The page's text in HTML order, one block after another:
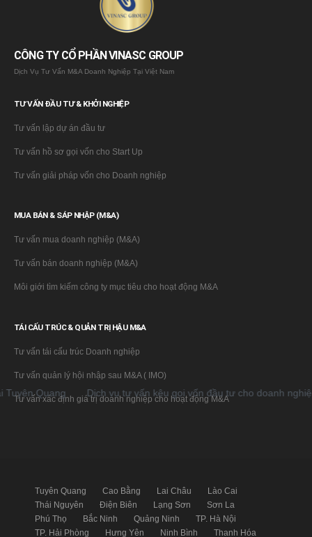
CÔNG TY CỔ PHẦN VINASC GROUP
Dịch Vụ Tư Vấn M&A Doanh Nghiệp Tại Việt Nam
TƯ VẤN ĐẦU TƯ & KHỞI NGHIỆP
Tư vấn lập dự án đầu tư
Tư vấn hồ sơ gọi vốn cho Start Up
Tư vấn giải pháp vốn cho Doanh nghiệp
MUA BÁN & SÁP NHẬP (M&A)
Tư vấn mua doanh nghiệp (M&A)
Tư vấn bán doanh nghiệp (M&A)
Môi giới tìm kiếm công ty mục tiêu cho hoạt động M&A
TÁI CẤU TRÚC & QUẢN TRỊ HẬU M&A
Tư vấn tái cấu trúc Doanh nghiệp
Tư vấn quản lý hội nhập sau M&A ( IMO)
Tư vấn xác định giá trị doanh nghiệp cho hoạt động M&A
Dịch vụ tư vấn kêu gọi vốn đầu tư cho doanh nghiệp tại
Tuyên Quang Cao Bằng Lai Châu
Lào Cai
Thái Nguyên
Điện Biên Lạng Sơn
Sơn La
Phú Thọ
Bắc Ninh Quảng Ninh
TP. Hà Nội
TP. Hải Phòng
Hưng Yên Ninh Bình Thanh Hóa